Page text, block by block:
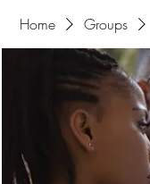
Home Groups